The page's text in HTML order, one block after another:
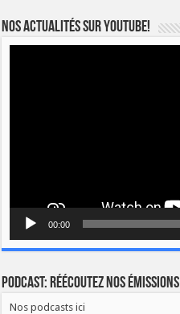
Nos actualités sur YOUTUBE!
00:00
Podcast: Réécoutez nos émissions
Nos podcasts ici